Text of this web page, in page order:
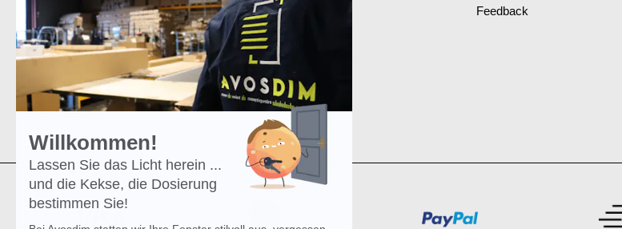
Erfahren
Sie
mehr
über
Willkommen!
Lassen Sie das Licht herein ...
und die Kekse, die Dosierung
bestimmen Sie!
Bestellung retournieren
Produkttipps
Praktische Infos
Seitenübersicht
Feedback